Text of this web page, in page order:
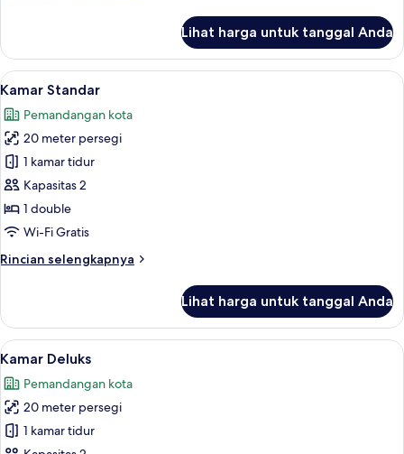
Kamar
Double
Ekonomi
Lihat harga untuk tanggal Anda
Lihat
semua
foto
untuk
Kamar
Standar
Kamar Standar | Brankas, meja
7
Kamar Standar
Pemandangan kota
20 meter persegi
1 kamar tidur
Kapasitas 2
1 double
Wi-Fi Gratis
Rincian selengkapnya
Rincian
Kamar
Standar
Lihat harga untuk tanggal Anda
Lihat
semua
foto
untuk
Kamar
Kamar Deluks | Brankas, meja kerja,
7
Kamar Deluks
Pemandangan kota
20 meter persegi
1 kamar tidur